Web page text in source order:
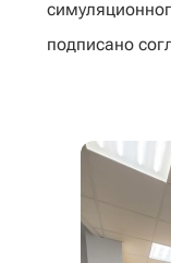
подписано